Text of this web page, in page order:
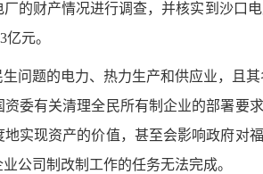
的财产情况进行调查，并核实到沙口
元。
问题的电力、热力生产和供应业，且
委有关清理全民所有制企业的部署要
实现资产的价值，甚至会影响政府对
公司制改制工作的任务无法完成。